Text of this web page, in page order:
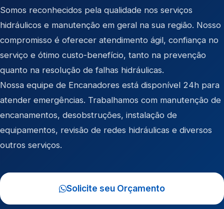
Somos reconhecidos pela qualidade nos serviços
hidráulicos e manutenção em geral na sua região. Nosso
compromisso é oferecer atendimento ágil, confiança no
serviço e ótimo custo-benefício, tanto na prevenção
quanto na resolução de falhas hidráulicas.
Nossa equipe de Encanadores está disponível 24h para
atender emergências. Trabalhamos com manutenção de
encanamentos, desobstruções, instalação de
equipamentos, revisão de redes hidráulicas e diversos
outros serviços.
Solicite seu Orçamento